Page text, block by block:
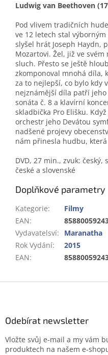
Ludwig van Beethoven
Pod vlivem tradičních
ve 12 letech stal
slyšel hrát Joseph Haydn,
Mozartovi. Žel, již ve
sluch. Přesto se ještě
zkomponoval mnohá díla,
za to nejlepší, co bylo kdy
nejznámější díla patří
sonáta č. 8 a klavírní
skladbička Pro Elišku.
orchestr jeho Devátou
nadšené projevy
nám přinesla hudbu,
DVD, 27 min., zvuk:
české a slovenské
Doplňkové parametry
Kategorie:
Filmy
EAN:
Vydavatelsví:
Maranatha
Rok Vydání:
2015
EAN:
Odebírat newsletter
Vložte svůj e-mail a my vám
produktech na našem e-